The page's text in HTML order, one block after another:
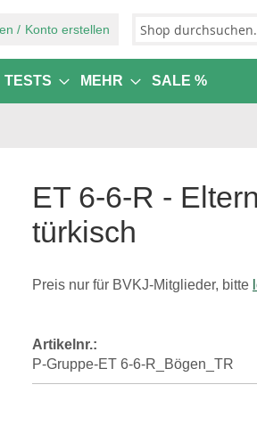
Konto erstellen
TESTS MEHR SALE %
ET 6-6-R -
türkisch
Preis nur für BVKJ-Mitglieder, bitte
Artikelnr.:
P-Gruppe-ET 6-6-R_Bögen_TR